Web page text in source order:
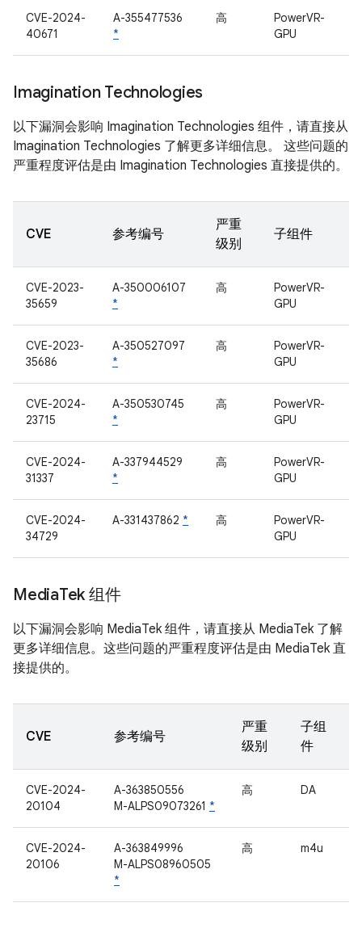
CVE-2024-
40671
A-355477536
*
高
PowerVR-
GPU
Imagination Technologies
以下漏洞会影响 Imagination Technologies 组件，请直接从
Imagination Technologies 了解更多详细信息。 这些问题的
严重程度评估是由 Imagination Technologies 直接提供的。
CVE 参考编号
严重
级别
子组件
CVE-2023-
35659
A-350006107
*
高
PowerVR-
GPU
CVE-2023-
35686
A-350527097
*
高
PowerVR-
GPU
CVE-2024-
23715
A-350530745
*
高
PowerVR-
GPU
CVE-2024-
31337
A-337944529
*
高
PowerVR-
GPU
CVE-2024-
34729
A-331437862 * 高
PowerVR-
GPU
MediaTek 组件
以下漏洞会影响 MediaTek 组件，请直接从 MediaTek 了解
更多详细信息。这些问题的严重程度评估是由 MediaTek 直
接提供的。
CVE 参考编号
严重
级别
子组
件
CVE-2024-
20104
A-363850556
M-ALPS09073261 *
高 DA
CVE-2024-
20106
A-363849996
M-ALPS08960505
*
高 m4u